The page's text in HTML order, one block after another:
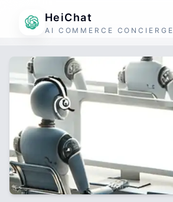
HeiChat
AI COMMERCE CONCIERGE